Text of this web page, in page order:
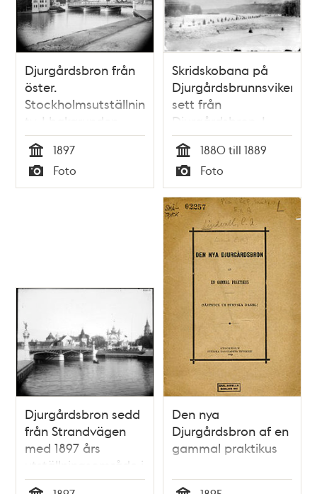
Djurgårdsbron från
öster.
Stockholmsutställningen
tv. I bakgrunden
Nordiska museet
Tid
1897
Typ
Foto
Skridskobana på
Djurgårdsbrunnsviken
sett från
Djurgårdsbron. I
bakgrunden
Bredablick på
Skansen
Tid
1880 till 1889
Typ
Foto
Djurgårdsbron sedd
från Strandvägen
med 1897 års
utställningsområde i
bakgrunden
Den nya
Djurgårdsbron af en
gammal praktikus